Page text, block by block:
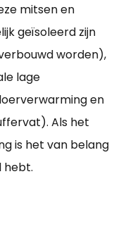
mitsen en
geïsoleerd zijn
worden),
lage
en
Als het
is het van belang
hebt.